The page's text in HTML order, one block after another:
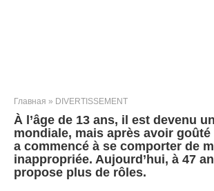
Главная » DIVERTISSEMENT
À l’âge de 13 ans, il est devenu
mondiale, mais après avoir goûté
a commencé à se comporter de
inappropriée. Aujourd’hui, à 47
propose plus de rôles.